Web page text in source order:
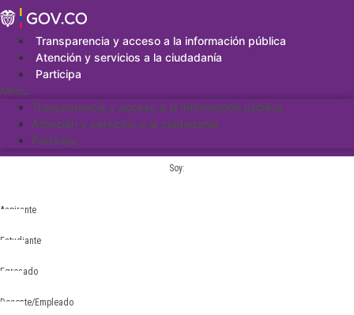
Saltar
al
contenidoTransparencia y acceso a la información pública
Atención y servicios a la ciudadanía
Participa
Menu
Transparencia y acceso a la información pública
Atención y servicios a la ciudadanía
Participa
Soy:
Aspirante
Estudiante
Egresado
Docente/Empleado